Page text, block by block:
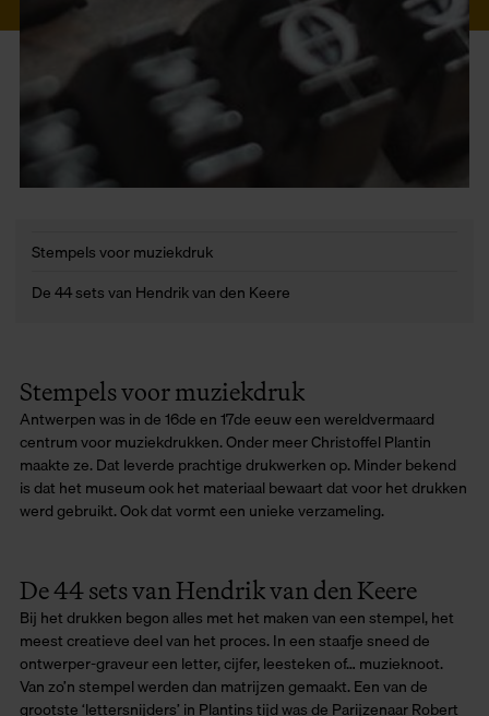
Stempels voor muziekdruk
Antwerpen was in de 16de en 17de eeuw een wereldvermaard
centrum voor muziekdrukken. Onder meer Christoffel Plantin
maakte ze. Dat leverde prachtige drukwerken op. Minder bekend
is dat het museum ook het materiaal bewaart dat voor het drukken
werd gebruikt. Ook dat vormt een unieke verzameling.
De 44 sets van Hendrik van den Keere
Bij het drukken begon alles met het maken van een stempel, het
meest creatieve deel van het proces. In een staafje sneed de
ontwerper-graveur een letter, cijfer, leesteken of… muzieknoot.
Van zo’n stempel werden dan matrijzen gemaakt. Een van de
grootste ‘lettersnijders’ in Plantins tijd was de Parijzenaar Robert
Stempels voor muziekdruk
De 44 sets van Hendrik van den Keere